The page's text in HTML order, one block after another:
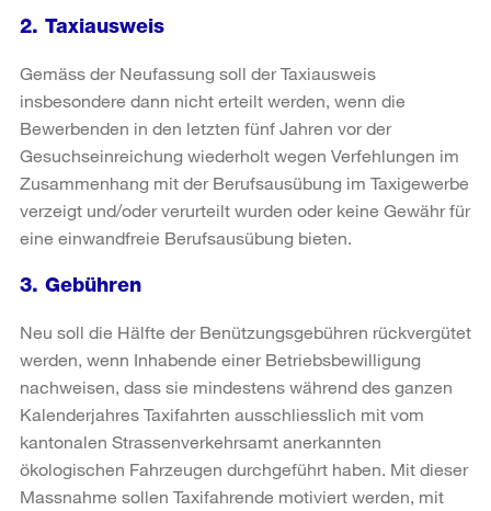
2. Taxiausweis
Gemäss der Neufassung soll der Taxiausweis
insbesondere dann nicht erteilt werden, wenn die
Bewerbenden in den letzten fünf Jahren vor der
Gesuchseinreichung wiederholt wegen Verfehlungen im
Zusammenhang mit der Berufsausübung im Taxigewerbe
verzeigt und/oder verurteilt wurden oder keine Gewähr für
eine einwandfreie Berufsausübung bieten.
3. Gebühren
Neu soll die Hälfte der Benützungsgebühren rückvergütet
werden, wenn Inhabende einer Betriebsbewilligung
nachweisen, dass sie mindestens während des ganzen
Kalenderjahres Taxifahrten ausschliesslich mit vom
kantonalen Strassenverkehrsamt anerkannten
ökologischen Fahrzeugen durchgeführt haben. Mit dieser
Massnahme sollen Taxifahrende motiviert werden, mit